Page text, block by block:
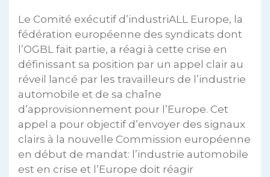
Le Comité exécutif d’industriALL Europe, la
fédération européenne des syndicats dont
l’OGBL fait partie, a réagi à cette crise en
définissant sa position par un appel clair au
réveil lancé par les travailleurs de l’industrie
automobile et de sa chaîne
d’approvisionnement pour l’Europe. Cet
appel a pour objectif d’envoyer des signaux
clairs à la nouvelle Commission européenne
en début de mandat: l’industrie automobile
est en crise et l’Europe doit réagir